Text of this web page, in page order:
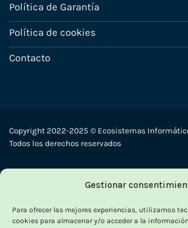
Gestionar
Para ofrecer las mejores experiencias, utilizamos
cookies para almacenar y/o acceder a la
Política de Garantía
Política de cookies
Contacto
Copyright 2022-2025 © Ecosistemas
Todos los derechos reservados
PayPal Stripe